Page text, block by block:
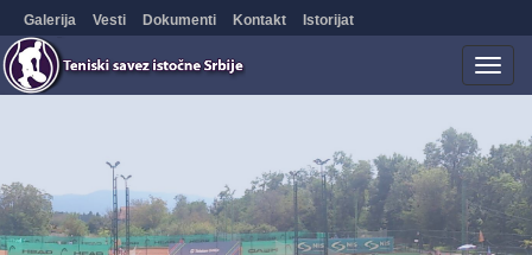
Galerija Vesti Dokumenti Kontakt Istorijat